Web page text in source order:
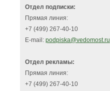
Отдел подписки:
Прямая линия:
+7 (499) 267-40-10
E-mail: podpiska@vedomost.ru
Отдел рекламы:
Прямая линия:
+7 (499) 267-40-10